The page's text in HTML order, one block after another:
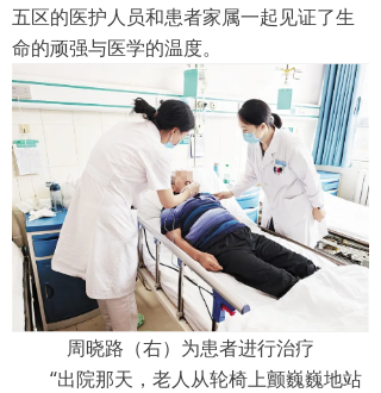
综合内科
消化内科
胸心外科
儿科
妇产科
骨科
呼吸内科
五区的医护人员和患者家属一起见证了生
命的顽强与医学的温度。
周晓路（右）为患者进行治疗
“出院那天，老人从轮椅上颤巍巍地站